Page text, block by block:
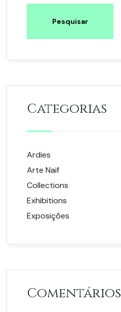
Categorias
Ardies
Arte Naif
Collections
Exhibitions
Exposições
Comentários